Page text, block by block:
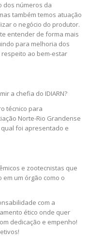
dos números da
também temos atuação
o negócio do produtor.
entender de forma mais
para melhoria dos
ao bem-estar
a chefia do IDIARN?
técnico para
Norte-Rio Grandense
foi apresentado e
e zootecnistas que
um órgão como o
com a
ético onde quer
dedicação e empenho!